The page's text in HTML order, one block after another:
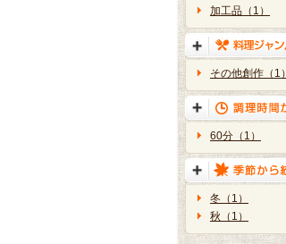
加工品（1）
その他創作（1）
60分（1）
冬（1）
秋（1）